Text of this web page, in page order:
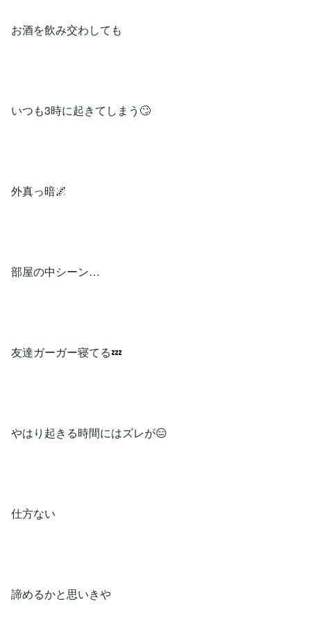
お酒を飲み交わしても
いつも3時に起きてしまう🙄
外真っ暗🌌
部屋の中シーン…
友達ガーガー寝てる💤
やはり起きる時間にはズレが😑
仕方ない
諦めるかと思いきや